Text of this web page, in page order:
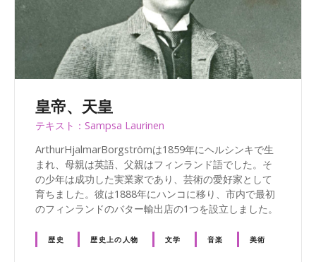
皇帝、天皇
テキスト：Sampsa Laurinen
ArthurHjalmarBorgströmは1859年にヘルシンキで生
まれ、母親は英語、父親はフィンランド語でした。そ
の少年は成功した実業家であり、芸術の愛好家として
育ちました。彼は1888年にハンコに移り、市内で最初
のフィンランドのバター輸出店の1つを設立しました。
歴史 歴史上の人物 文学 音楽 美術